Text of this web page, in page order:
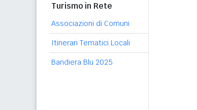
Turismo in Rete
Associazioni di Comuni
Itinerari Tematici Locali
Bandiera Blu 2025